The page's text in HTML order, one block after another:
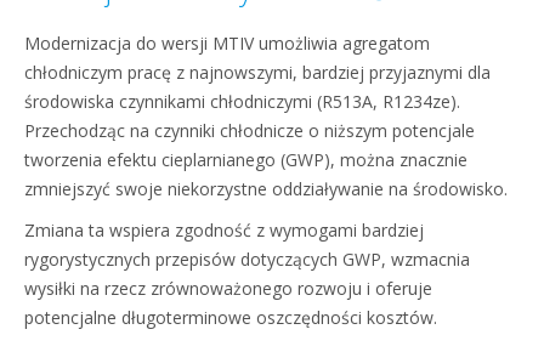
Modernizacja do wersji MTIV umożliwia agregatom
chłodniczym pracę z najnowszymi, bardziej przyjaznymi dla
środowiska czynnikami chłodniczymi (R513A, R1234ze).
Przechodząc na czynniki chłodnicze o niższym potencjale
tworzenia efektu cieplarnianego (GWP), można znacznie
zmniejszyć swoje niekorzystne oddziaływanie na środowisko.
Zmiana ta wspiera zgodność z wymogami bardziej
rygorystycznych przepisów dotyczących GWP, wzmacnia
wysiłki na rzecz zrównoważonego rozwoju i oferuje
potencjalne długoterminowe oszczędności kosztów.